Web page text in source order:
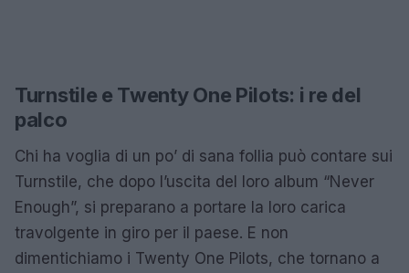
Turnstile e Twenty One Pilots: i re del
palco
Chi ha voglia di un po’ di sana follia può contare sui
Turnstile, che dopo l’uscita del loro album “Never
Enough”, si preparano a portare la loro carica
travolgente in giro per il paese. E non
dimentichiamo i Twenty One Pilots, che tornano a